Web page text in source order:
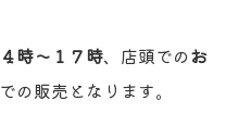
時～１７時、店頭でのお
の販売となります。